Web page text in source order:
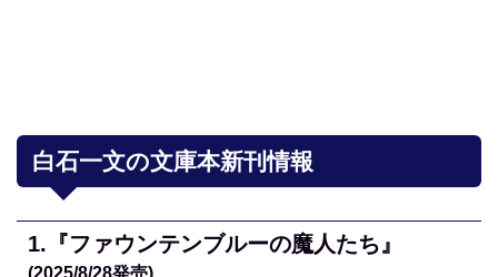
白石一文の文庫本新刊情報
1. 『ファウンテンブルーの魔人たち』
(2025/8/28発売)